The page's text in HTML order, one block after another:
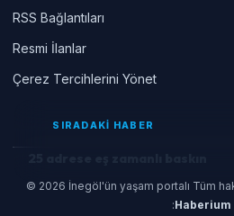
RSS Bağlantıları
Resmi İlanlar
Çerez Tercihlerini Yönet
© 2026 İnegöl'ün yaşam portalı Tüm
:Haberium
SIRADAKİ HABER